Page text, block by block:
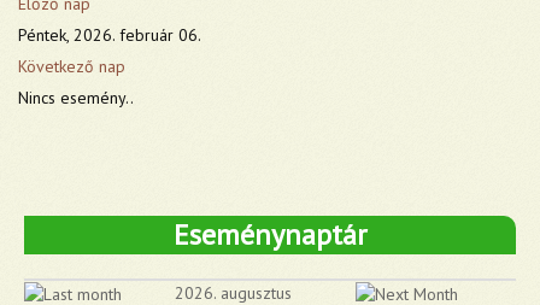
Péntek, 2026. február 06.
Következő nap
Nincs esemény..
Eseménynaptár
2026. augusztus